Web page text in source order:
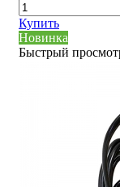
Купить
Новинка
Быстрый